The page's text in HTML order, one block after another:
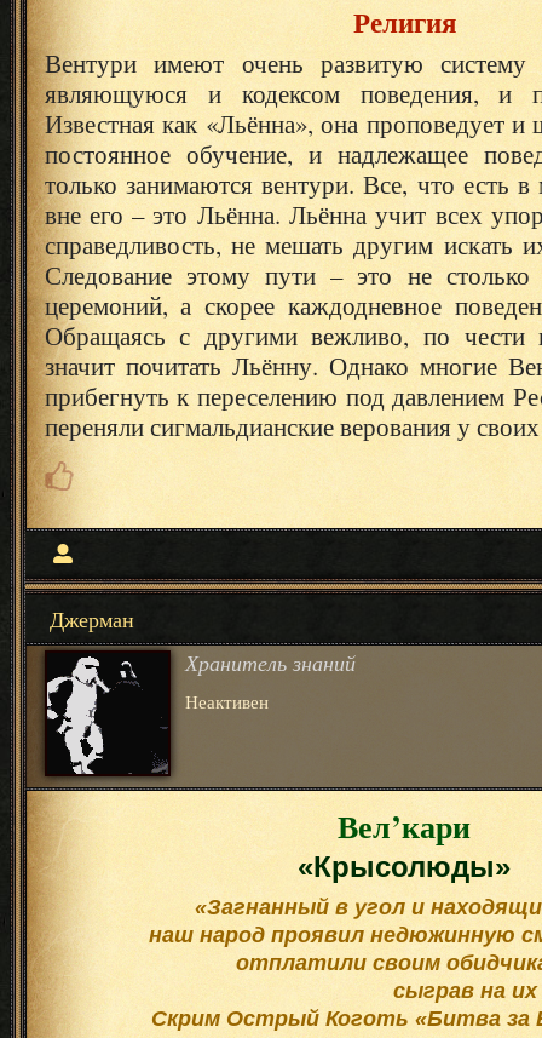
Религия
Вентури имеют очень развитую систему
являющуюся и кодексом поведения, и
Известная как «Льённа», она проповедует
постоянное обучение, и надлежащее
только занимаются вентури. Все, что есть
вне его – это Льённа. Льённа учит всех
справедливость, не мешать другим искать
Следование этому пути – это не
церемоний, а скорее каждодневное
Обращаясь с другими вежливо, по чести
значит почитать Льённу. Однако многие
прибегнуть к переселению под давлением
переняли сигмальдианские верования у
Джерман
Хранитель знаний
Неактивен
Вел’кари
«Крысолюды»
«Загнанный в угол и
наш народ проявил недюжинную
отплатили своим
сыграв на
Скрим Острый Коготь «Битва за